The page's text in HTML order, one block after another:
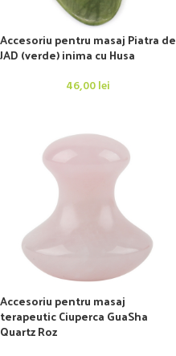
Accesoriu pentru masaj Piatra de
JAD (verde) inima cu Husa
46,00lei
Accesoriu pentru masaj
terapeutic Ciuperca GuaSha
Quartz Roz